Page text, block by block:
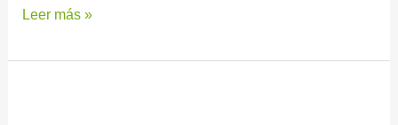
Leer más »